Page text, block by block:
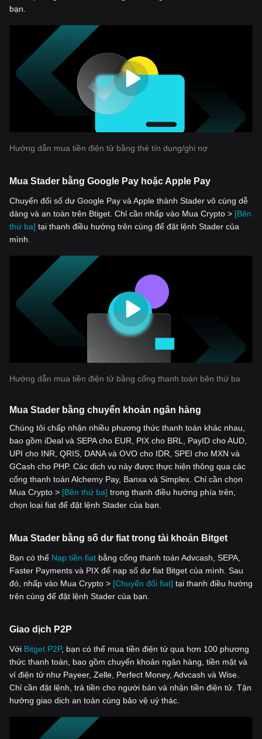
bạn.
Hướng dẫn mua tiền điện tử bằng thẻ tín dụng/ghi nợ
Mua Stader bằng Google Pay hoặc Apple Pay
Chuyển đổi số dư Google Pay và Apple thành Stader vô cùng dễ
dàng và an toàn trên Btiget. Chỉ cần nhấp vào Mua Crypto > [Bên
thứ ba] tại thanh điều hướng trên cùng để đặt lệnh Stader của
mình.
Hướng dẫn mua tiền điện tử bằng cổng thanh toán bên thứ ba
Mua Stader bằng chuyển khoản ngân hàng
Chúng tôi chấp nhận nhiều phương thức thanh toán khác nhau,
bao gồm iDeal và SEPA cho EUR, PIX cho BRL, PayID cho AUD,
UPI cho INR, QRIS, DANA và OVO cho IDR, SPEI cho MXN và
GCash cho PHP. Các dịch vụ này được thực hiện thông qua các
cổng thanh toán Alchemy Pay, Banxa và Simplex. Chỉ cần chọn
Mua Crypto > [Bên thứ ba] trong thanh điều hướng phía trên,
chọn loại fiat để đặt lệnh Stader của bạn.
Mua Stader bằng số dư fiat trong tài khoản Bitget
Bạn có thể Nạp tiền fiat bằng cổng thanh toán Advcash, SEPA,
Faster Payments và PIX để nạp số dư fiat Bitget của mình. Sau
đó, nhấp vào Mua Crypto > [Chuyển đổi fiat] tại thanh điều hướng
trên cùng để đặt lệnh Stader của bạn.
Giao dịch P2P
Với ‌Bitget P2P, bạn có thể mua tiền điện tử qua hơn 100 phương
thức thanh toán, bao gồm chuyển khoản ngân hàng, tiền mặt và
ví điện tử như Payeer, Zelle, Perfect Money, Advcash và Wise.
Chỉ cần đặt lệnh, trả tiền cho người bán và nhận tiền điện tử. Tận
hưởng giao dịch an toàn cùng bảo vệ uỷ thác.